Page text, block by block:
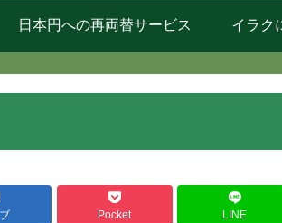
日本円への再両替サービス イラク
Pocket LINE